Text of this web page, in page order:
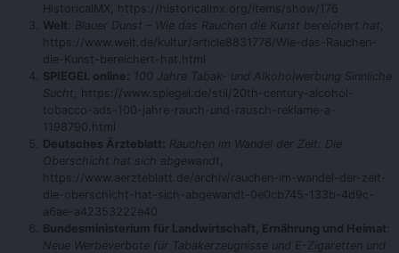
HistoricalMX, https://historicalmx.org/items/show/176
Welt
Blauer Dunst – Wie das Rauchen die Kunst bereichert hat
https://www.welt.de/kultur/article8831778/Wie-das-Rauchen-
die-Kunst-bereichert-hat.html
SPIEGEL online: 100 Jahre Tabak- und Alkoholwerbung Sinnliche
Sucht , https://www.spiegel.de/stil/20th-century-alcohol-
tobacco-ads-100-jahre-rauch-und-rausch-reklame-a-
1198790.html
Deutsches Ärzteblatt: Rauchen im Wandel der Zeit: Die
Oberschicht hat sich abgewandt
https://www.aerzteblatt.de/archiv/rauchen-im-wandel-der-zeit-
die-oberschicht-hat-sich-abgewandt-0e0cb745-133b-4d9c-
a6ae-a42353222e40
Bundesministerium für Landwirtschaft, Ernährung und Heimat
Neue Werbeverbote für Tabakerzeugnisse und E-Zigaretten und